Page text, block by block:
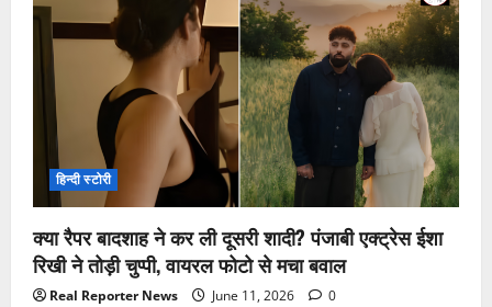
हिन्दी स्टोरी
क्या रैपर बादशाह ने कर ली दूसरी शादी? पंजाबी एक्ट्रेस ईशा
रिखी ने तोड़ी चुप्पी, वायरल फोटो से मचा बवाल
Real Reporter News June 11, 2026 0